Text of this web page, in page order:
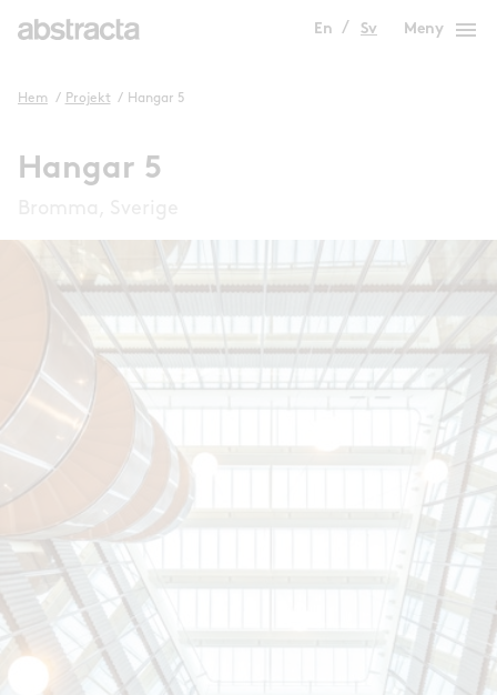
En Sv Meny menu
Hem / Projekt / Hangar 5
Hangar 5